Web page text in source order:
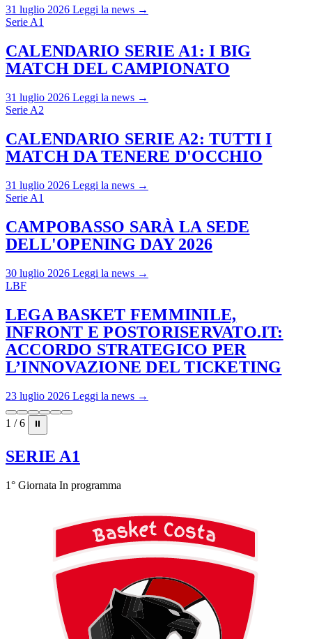
31 luglio 2026 Leggi la news →
Serie A1
CALENDARIO SERIE A1: I BIG
MATCH DEL CAMPIONATO
31 luglio 2026 Leggi la news →
Serie A2
CALENDARIO SERIE A2: TUTTI I
MATCH DA TENERE D'OCCHIO
31 luglio 2026 Leggi la news →
Serie A1
CAMPOBASSO SARÀ LA SEDE
DELL'OPENING DAY 2026
30 luglio 2026 Leggi la news →
LBF
LEGA BASKET FEMMINILE,
INFRONT E POSTORISERVATO.IT:
ACCORDO STRATEGICO PER
L’INNOVAZIONE DEL TICKETING
23 luglio 2026 Leggi la news →
1 / 6 ⏸
SERIE A1
1° Giornata In programma